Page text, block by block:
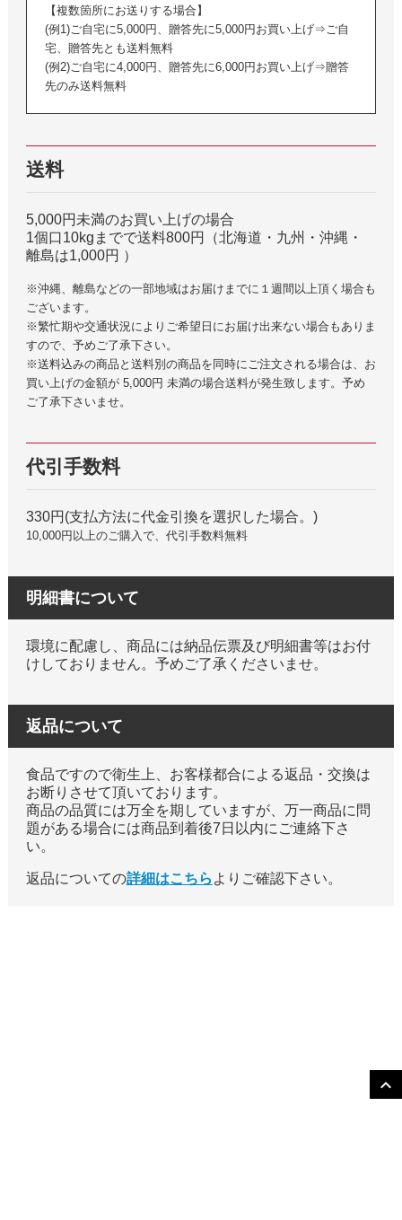
【複数箇所にお送りする場合】
(例1)ご自宅に5,000円、贈答先に5,000円お買い上げ⇒ご自
宅、贈答先とも送料無料
(例2)ご自宅に4,000円、贈答先に6,000円お買い上げ⇒贈答
先のみ送料無料
送料
5,000円未満のお買い上げの場合
1個口10kgまでで送料800円（北海道・九州・沖縄・
離島は1,000円 ）
※沖縄、離島などの一部地域はお届けまでに１週間以上頂く場合も
ございます。
※繁忙期や交通状況によりご希望日にお届け出来ない場合もありま
すので、予めご了承下さい。
※送料込みの商品と送料別の商品を同時にご注文される場合は、お
買い上げの金額が 5,000円 未満の場合送料が発生致します。予め
ご了承下さいませ。
代引手数料
330円(支払方法に代金引換を選択した場合。)
10,000円以上のご購入で、代引手数料無料
明細書について
環境に配慮し、商品には納品伝票及び明細書等はお付
けしておりません。予めご了承くださいませ。
返品について
食品ですので衛生上、お客様都合による返品・交換は
お断りさせて頂いております。
商品の品質には万全を期していますが、万一商品に問
題がある場合には商品到着後7日以内にご連絡下さ
い。
返品についての詳細はこちら よりご確認下さい。
expand_more